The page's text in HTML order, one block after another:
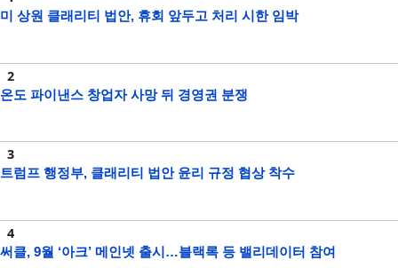
미 상원 클래리티 법안, 휴회 앞두고 처리 시한 임박
온도 파이낸스 창업자 사망 뒤 경영권 분쟁
트럼프 행정부, 클래리티 법안 윤리 규정 협상 착수
써클, 9월 ‘아크’ 메인넷 출시…블랙록 등 밸리데이터 참여